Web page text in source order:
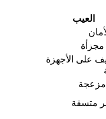
العيب
مجزأة
على الأجهزة
مزعجة
متسقة